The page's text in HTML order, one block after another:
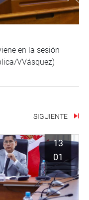
en la sesión
VVásquez)
SIGUIENTE
13
01